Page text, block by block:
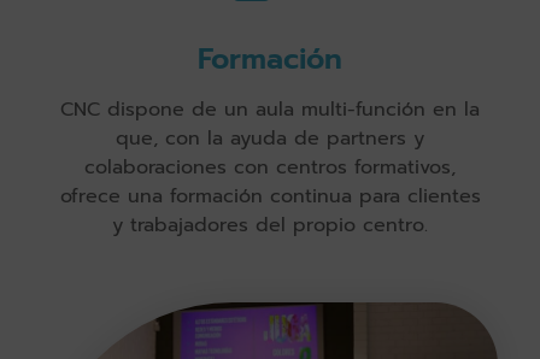
Formación
CNC dispone de un aula multi-función en la
que, con la ayuda de partners y
colaboraciones con centros formativos,
ofrece una formación continua para clientes
y trabajadores del propio centro.